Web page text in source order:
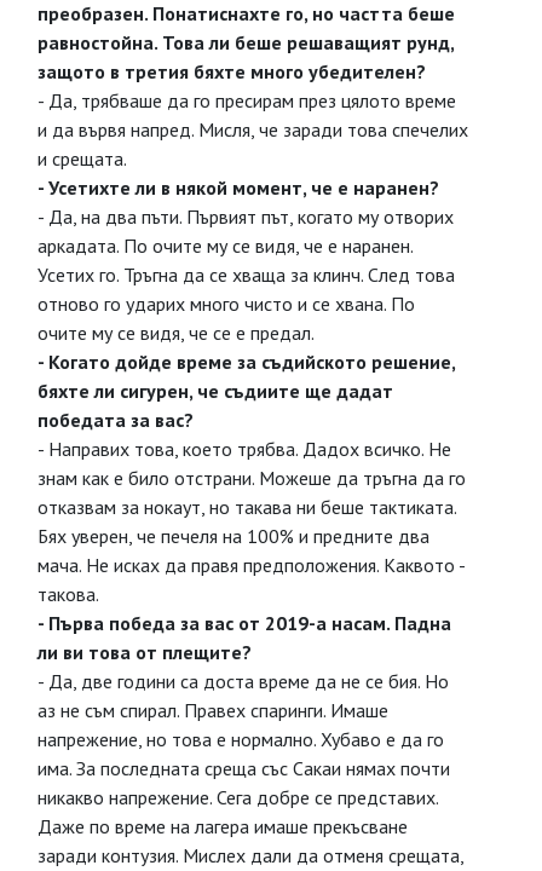
преобразен. Понатиснахте го, но частта беше
равностойна. Това ли беше решаващият рунд,
защото в третия бяхте много убедителен?
- Да, трябваше да го пресирам през цялото време
и да вървя напред. Мисля, че заради това спечелих
и срещата.
- Усетихте ли в някой момент, че е наранен?
- Да, на два пъти. Първият път, когато му отворих
аркадата. По очите му се видя, че е наранен.
Усетих го. Тръгна да се хваща за клинч. След това
отново го ударих много чисто и се хвана. По
очите му се видя, че се е предал.
- Когато дойде време за съдийското решение,
бяхте ли сигурен, че съдиите ще дадат
победата за вас?
- Направих това, което трябва. Дадох всичко. Не
знам как е било отстрани. Можеше да тръгна да го
отказвам за нокаут, но такава ни беше тактиката.
Бях уверен, че печеля на 100% и предните два
мача. Не исках да правя предположения. Каквото -
такова.
- Първа победа за вас от 2019-а насам. Падна
ли ви това от плещите?
- Да, две години са доста време да не се бия. Но
аз не съм спирал. Правех спаринги. Имаше
напрежение, но това е нормално. Хубаво е да го
има. За последната среща със Сакаи нямах почти
никакво напрежение. Сега добре се представих.
Даже по време на лагера имаше прекъсване
заради контузия. Мислех дали да отменя срещата,